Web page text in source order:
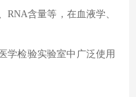
RNA含量等，在血液学、
学检验实验室中广泛使用